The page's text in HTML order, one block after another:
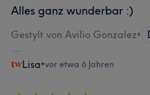
Alles ganz wunderbar :)
Gestylt von Avilio Gonzalez•
Lisa•vor etwa 6 Jahren